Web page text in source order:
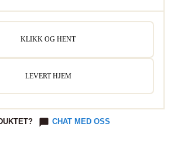
KLIKK OG HENT
LEVERT HJEM
CHAT MED OSS